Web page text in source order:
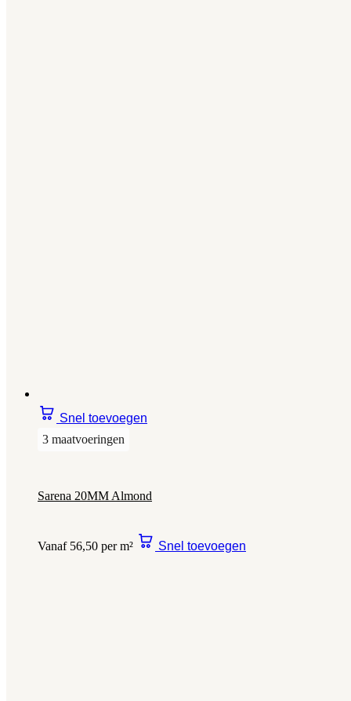
Snel toevoegen
3 maatvoeringen
Sarena 20MM Almond
Vanaf 56,50 per m² Snel toevoegen